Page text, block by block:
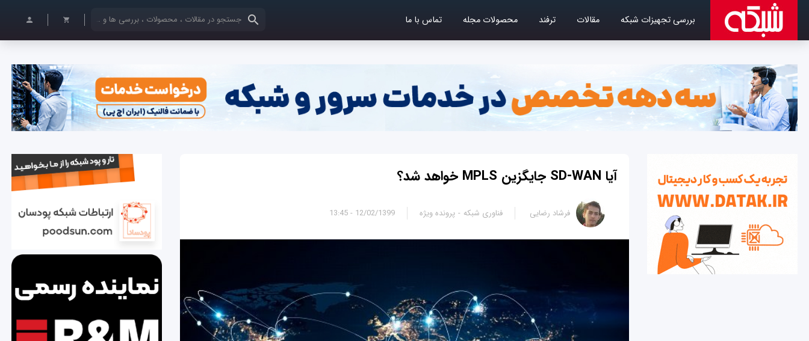
بررسی تجهیزات شبکه مقالات ترفند محصولات مجله تماس با ما کلمات کلیدی خود را وارد کنید
آیا SD-WAN جایگزین MPLS خواهد شد؟
12/02/1399 - 13:45 فرشاد رضایی فناوری شبکه پرونده ویژه